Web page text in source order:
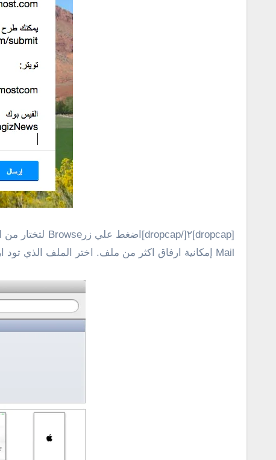
Mail إمكانية ارفاق اكثر من ملف. اختر الملف الذي تود ارساله كمرفق. ان لم يكن الملف الذي ترغب في ارساله محفوظ علي كمبيوترك يجب ان تحفظه اولا.